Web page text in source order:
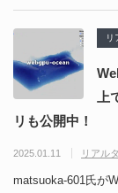
リ
リも公開中！
2025.01.11 リアル
matsuoka-601氏が